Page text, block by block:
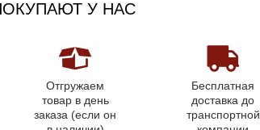
У НАС
Отгружаем
товар в день
заказа (если он
Бесплатная
доставка до
транспортной